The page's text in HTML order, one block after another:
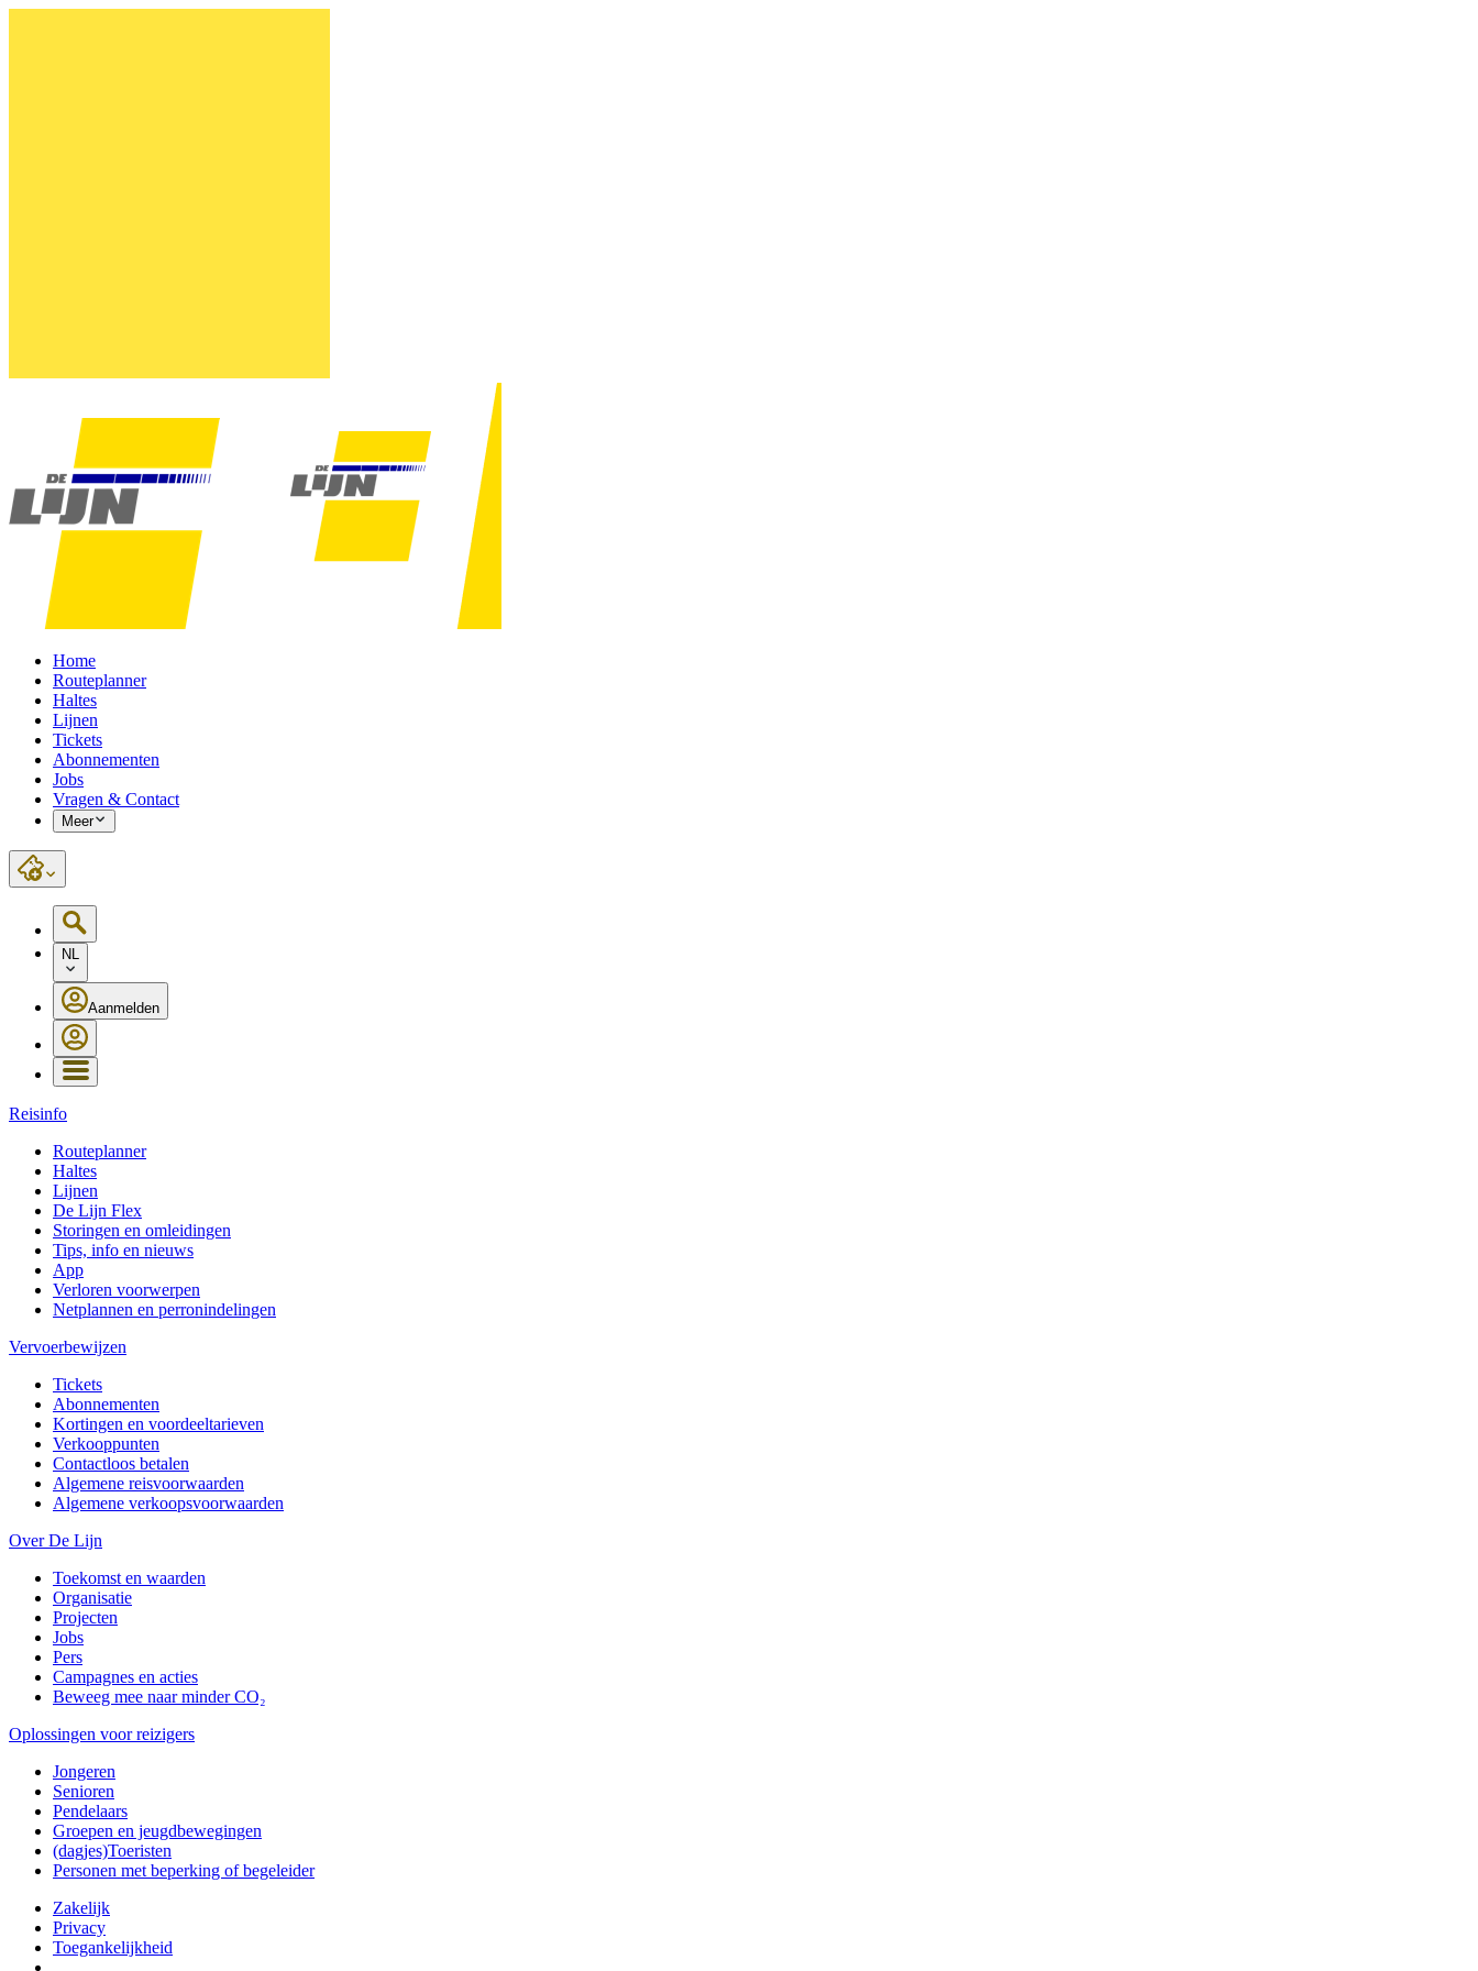
Home
Routeplanner
Haltes
Lijnen
Tickets
Abonnementen
Jobs
Vragen & Contact
Meer
NL
Aanmelden
Reisinfo
Routeplanner
Haltes
Lijnen
De Lijn Flex
Storingen en omleidingen
Tips, info en nieuws
App
Verloren voorwerpen
Netplannen en perronindelingen
Vervoerbewijzen
Tickets
Abonnementen
Kortingen en voordeeltarieven
Verkooppunten
Contactloos betalen
Algemene reisvoorwaarden
Algemene verkoopsvoorwaarden
Over De Lijn
Toekomst en waarden
Organisatie
Projecten
Jobs
Pers
Campagnes en acties
Beweeg mee naar minder CO₂
Oplossingen voor reizigers
Jongeren
Senioren
Pendelaars
Groepen en jeugdbewegingen
(dagjes)Toeristen
Personen met beperking of begeleider
Zakelijk
Privacy
Toegankelijkheid